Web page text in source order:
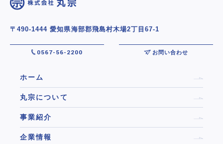
〒490-1444 愛知県海部郡飛島村木場2丁目67-1
0567-56-2200 お問い合わせ
ホーム
丸宗について
事業紹介
企業情報